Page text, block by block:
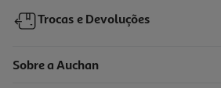
Trocas e Devoluções
Sobre a Auchan